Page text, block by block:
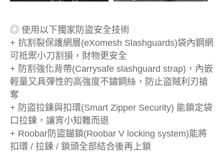
◎ 使用以下獨家防盜安全技術
+ 抗割裂保護網層(eXomesh Slashguards)袋內鋼網
可抵禦小刀割損，財物更安全
+ 防割強化背帶(Carrysafe slashguard strap)，內嵌
輕量又具彈性的高強度不鏽鋼絲，防止盜賊利刃搶
奪
+ 防盜拉鍊與扣環(Smart Zipper Security) 能鎖定袋
口拉鍊，讓宵小知難而退
+ Roobar防盜錨鎖(Roobar V locking system)能將
扣環 / 拉鍊 / 鎖頭全部結合後再上鎖